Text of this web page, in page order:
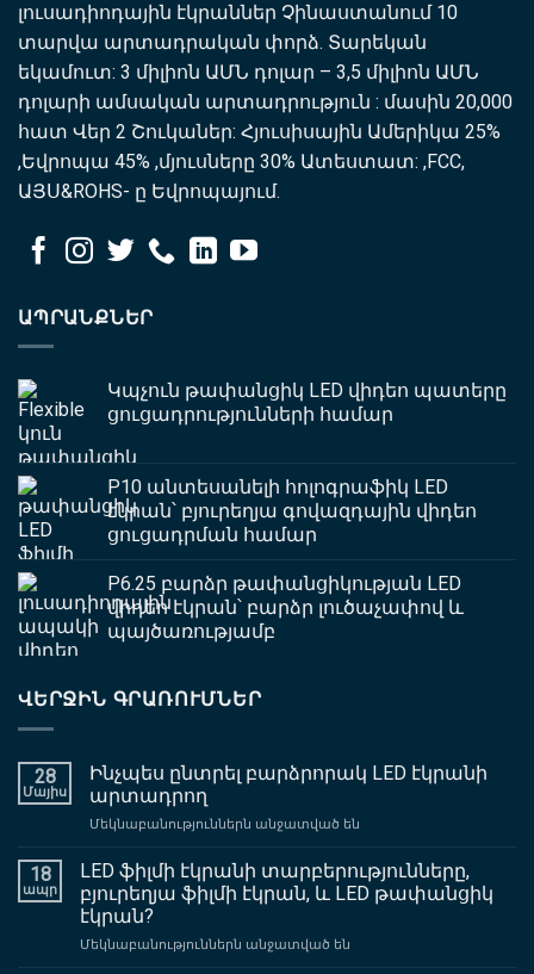
լուսադիոդային էկրաններ Չինաստանում 10
տարվա արտադրական փորձ. Տարեկան
եկամուտ: 3 միլիոն ԱՄՆ դոլար – 3,5 միլիոն ԱՄՆ
դոլարի ամսական արտադրություն : մասին 20,000
հատ Վեր 2 Շուկաներ: Հյուսիսային Ամերիկա 25%
,Եվրոպա 45% ,մյուսները 30% Ատեստատ: ,FCC,
ԱՅՍ&ROHS- ը Եվրոպայում.
ԱՊՐԱՆՔՆԵՐ
Կպչուն թափանցիկ LED վիդեո պատերը
ցուցադրությունների համար
P10 անտեսանելի հոլոգրաֆիկ LED
էկրան՝ բյուրեղյա գովազդային վիդեո
ցուցադրման համար
P6.25 բարձր թափանցիկության LED
վիդեո էկրան՝ բարձր լուծաչափով և
պայծառությամբ
ՎԵՐՋԻՆ ԳՐԱՌՈՒՄՆԵՐ
28
Մայիս
Ինչպես ընտրել բարձրորակ LED էկրանի
արտադրող
Մեկնաբանություններն անջատված են
ընտրել
բարձրորակ
LED
18
ապր
LED ֆիլմի էկրանի տարբերությունները,
բյուրեղյա ֆիլմի էկրան, և LED թափանցիկ
էկրան?
Մեկնաբանություններն անջատված են